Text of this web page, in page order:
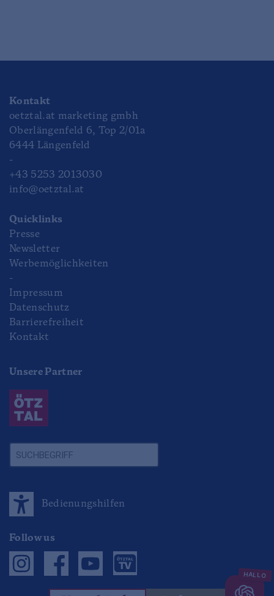
Kontakt
oetztal.at marketing gmbh
Oberlängenfeld 6, Top 2/01a
6444 Längenfeld
-
+43 5253 2013030
info@oetztal.at
Quicklinks
Presse
Newsletter
Werbemöglichkeiten
-
Impressum
Datenschutz
Barrierefreiheit
Kontakt
Unsere Partner
Bedienungshilfen
Follow us